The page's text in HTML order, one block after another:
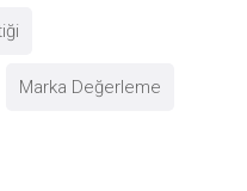
Marka Değerleme